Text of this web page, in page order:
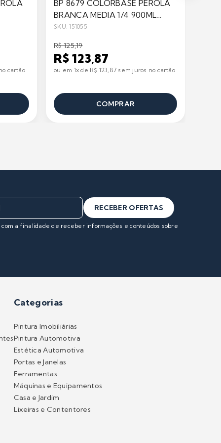
cartão
BP 8679 COLORBASE PEROLA
BRANCA MEDIA 1/4 900ML
BRAZILIAN
SKU: 151055
R$ 125,19
R$ 123,87
ou em 1x de R$ 123,87 sem juros no cartão
COMPRAR
RECEBER OFERTAS
a finalidade de receber informações e conteúdos sobre
Categorias
Pintura Imobiliárias
Pintura Automotiva
Estética Automotiva
Portas e Janelas
Ferramentas
Máquinas e Equipamentos
Casa e Jardim
Lixeiras e Contentores